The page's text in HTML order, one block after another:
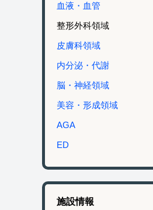
血液・血管
整形外科領域
皮膚科領域
内分泌・代謝
脳・神経領域
美容・形成領域
AGA
ED
施設情報